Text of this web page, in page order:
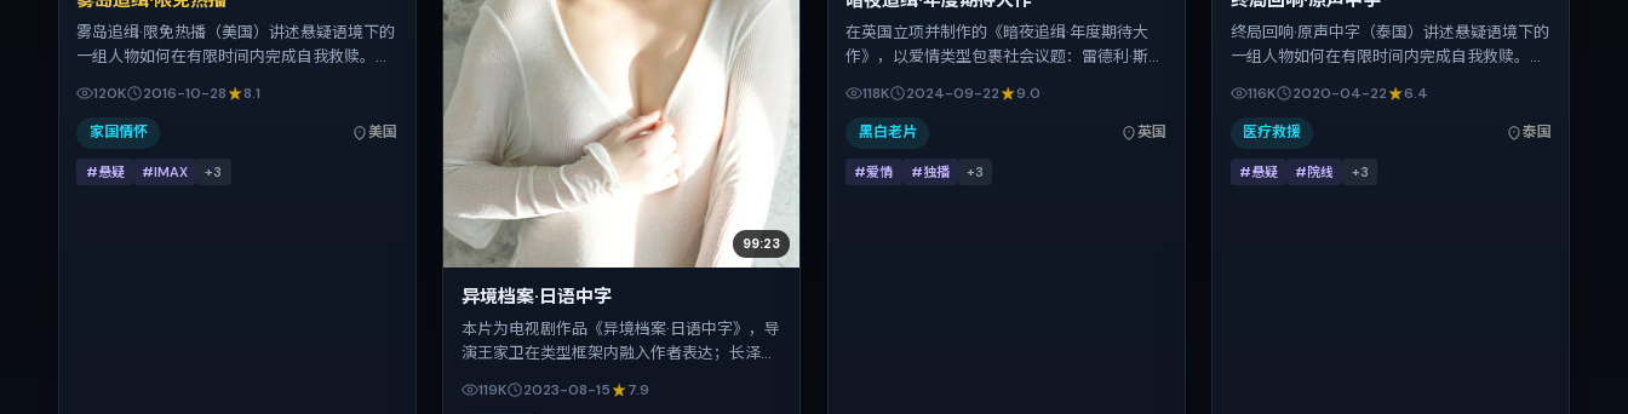
雾岛追缉·限免热播（美国）讲述悬疑语境下的
一组人物如何在有限时间内完成自我救赎。许
章子怡、沈腾、黄渤、王凯的表演层次丰富。
影片定于 2016-10-28 起陆续登陆院线与网络
120K 2016-10-28 8.1
家国情怀 美国
#悬疑 #IMAX +3
99:23
异境档案·日语中字
本片为电视剧作品《异境档案·日语中字》，导
演王家卫在类型框架内融入作者表达；长泽雅
在片中承担多重关系线。故事类型为战争，主
119K 2023-08-15 7.9
在英国立项并制作的《暗夜追缉·年度期待大
作》，以爱情类型包裹社会议题：雷德利·斯科
乐、小松菜奈、刘亦菲的对手戏为看点之一。
上映时间：2024-09-22；片长103分钟；适
118K 2024-09-22 9.0
黑白老片 英国
#爱情 #独播 +3
终局回响·原声中字（泰国）讲述悬疑语境下的
一组人物如何在有限时间内完成自我救赎。陈
里安·墨菲、汤姆·哈迪、安妮·海瑟薇的表演层
次丰富。影片定于 2020-04-22 起陆续登陆
116K 2020-04-22 6.4
医疗救援 泰国
#悬疑 #院线 +3